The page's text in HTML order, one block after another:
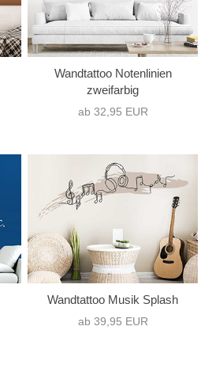
Quadrat(3)
Wandtattoo Notenlinien
zweifarbig
ab 32,95 EUR
Wandtattoo Musik Splash
ab 39,95 EUR